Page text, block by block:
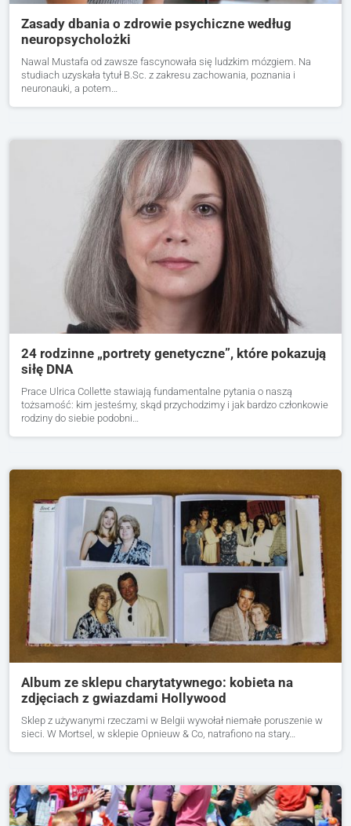
Zasady dbania o zdrowie psychiczne według
neuropsycholożki
Nawal Mustafa od zawsze fascynowała się ludzkim mózgiem. Na
studiach uzyskała tytuł B.Sc. z zakresu zachowania, poznania i
neuronauki, a potem…
24 rodzinne „portrety genetyczne”, które pokazują
siłę DNA
Prace Ulrica Collette stawiają fundamentalne pytania o naszą
tożsamość: kim jesteśmy, skąd przychodzimy i jak bardzo członkowie
rodziny do siebie podobni…
Album ze sklepu charytatywnego: kobieta na
zdjęciach z gwiazdami Hollywood
Sklep z używanymi rzeczami w Belgii wywołał niemałe poruszenie w
sieci. W Mortsel, w sklepie Opnieuw & Co, natrafiono na stary…